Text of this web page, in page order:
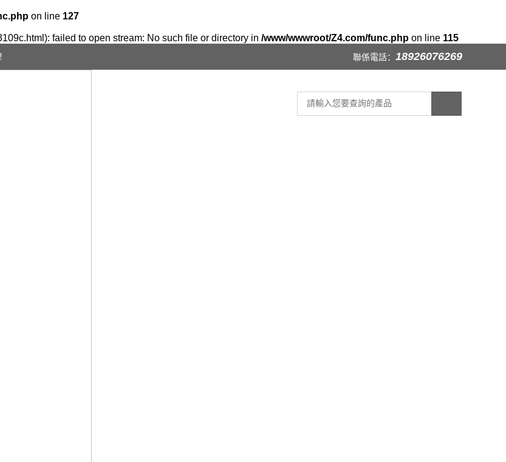
on line 127
failed to open stream: No such file or directory in /www/wwwroot/Z4.com/func.php on line 115
聯係電話： 18926076269